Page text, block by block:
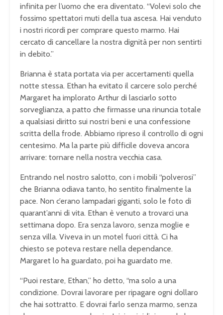
infinita per l’uomo che era diventato. “Volevi solo che
fossimo spettatori muti della tua ascesa. Hai venduto
i nostri ricordi per comprare questo marmo. Hai
cercato di cancellare la nostra dignità per non sentirti
in debito.”
Brianna è stata portata via per accertamenti quella
notte stessa. Ethan ha evitato il carcere solo perché
Margaret ha implorato Arthur di lasciarlo sotto
sorveglianza, a patto che firmasse una rinuncia totale
a qualsiasi diritto sui nostri beni e una confessione
scritta della frode. Abbiamo ripreso il controllo di ogni
centesimo. Ma la parte più difficile doveva ancora
arrivare: tornare nella nostra vecchia casa.
Entrando nel nostro salotto, con i mobili “polverosi”
che Brianna odiava tanto, ho sentito finalmente la
pace. Non c’erano lampadari giganti, solo le foto di
quarant’anni di vita. Ethan è venuto a trovarci una
settimana dopo. Era senza lavoro, senza moglie e
senza villa. Viveva in un motel fuori città. Ci ha
chiesto se poteva restare nella dependance.
Margaret lo ha guardato, poi ha guardato me.
“Puoi restare, Ethan,” ho detto, “ma solo a una
condizione. Dovrai lavorare per ripagare ogni dollaro
che hai sottratto. E dovrai farlo senza marmo, senza